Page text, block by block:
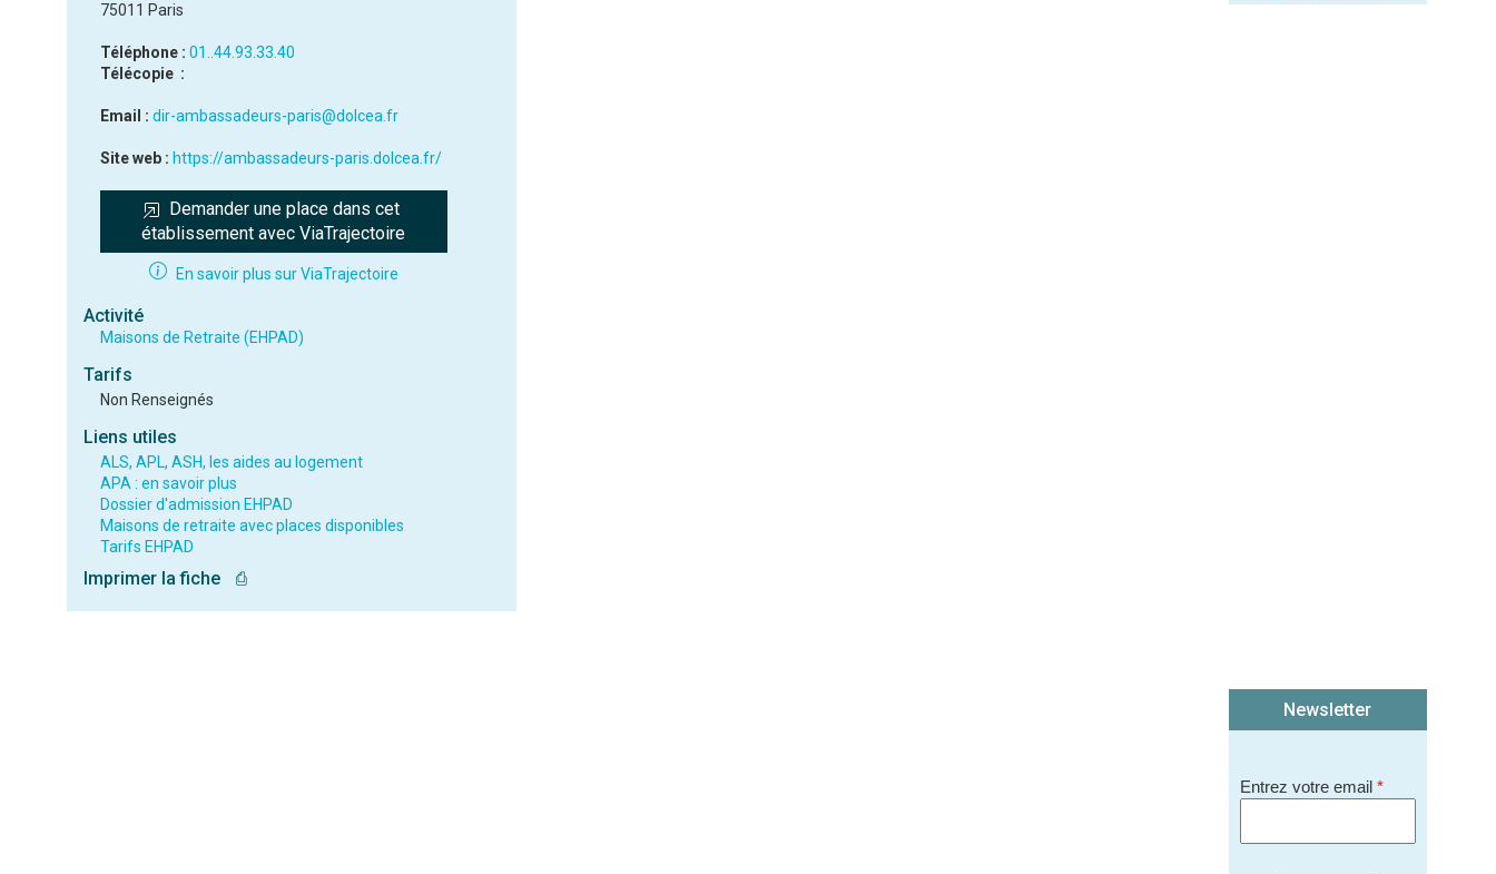
75011 Paris
Téléphone : 01..44.93.33.40
Télécopie :
Email : dir-ambassadeurs-paris@dolcea.fr
Site web : https://ambassadeurs-paris.dolcea.fr/
Demander une place dans cet
établissement avec ViaTrajectoire
En savoir plus sur ViaTrajectoire
Activité
Maisons de Retraite (EHPAD)
Tarifs
Non Renseignés
Liens utiles
ALS, APL, ASH, les aides au logement
APA : en savoir plus
Dossier d'admission EHPAD
Maisons de retraite avec places disponibles
Tarifs EHPAD
Imprimer la fiche ⎙
Newsletter
Entrez votre email *